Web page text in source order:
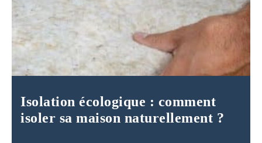
Isolation écologique : comment
isoler sa maison naturellement ?